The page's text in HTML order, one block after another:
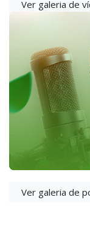
Ver galeria de
Ver galeria de